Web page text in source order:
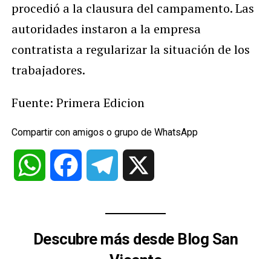
procedió a la clausura del campamento. Las
autoridades instaron a la empresa
contratista a regularizar la situación de los
trabajadores.
Fuente: Primera Edicion
Compartir con amigos o grupo de WhatsApp
WhatsApp Facebook Telegram
Descubre más desde Blog San